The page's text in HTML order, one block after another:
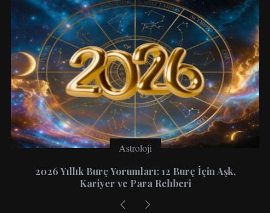
Astroloji
2026 Yıllık Burç Yorumları: 12 Burç İçin Aşk,
Kariyer ve Para Rehberi